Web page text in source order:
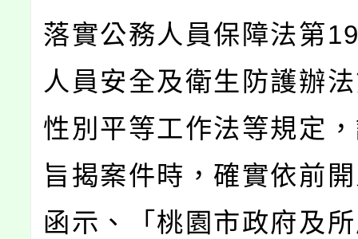
落實公務人員保障法第
人員安全及衛生防護辦
性別平等工作法等規定
旨揭案件時，確實依前
函示、「桃園市政府及